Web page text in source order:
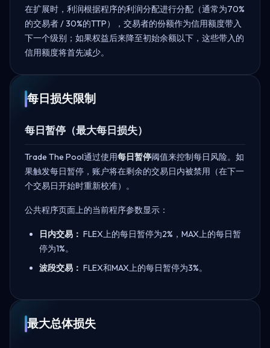
在扩展时，利润根据程序的利润分配进行分配（通常为70%
的交易者 / 30%的TTP），交易者的份额作为信用额度带入
下一个级别；如果权益后来降至初始余额以下，这些带入的
信用额度将首先减少。
每日损失限制
每日暂停（最大每日损失）
Trade The Pool通过使用每日暂停阈值来控制每日风险。如
果触发每日暂停，账户将在剩余的交易日内被禁用（在下一
个交易日开始时重新校准）。
公共程序页面上的当前程序参数显示：
日内交易： FLEX上的每日暂停为2%，MAX上的每日暂
停为1%。
波段交易： FLEX和MAX上的每日暂停为3%。
最大总体损失